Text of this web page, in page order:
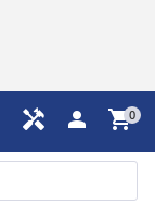
handyman person shopping_cart0